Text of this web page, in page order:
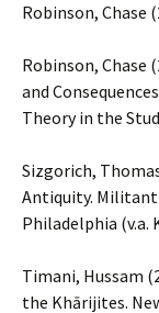
Robinson, Chase
Robinson, Chase
and
Theory in the
Sizgorich,
Antiquity.
Philadelphia (v.a.
Timani, Hussam
the Khārijites.